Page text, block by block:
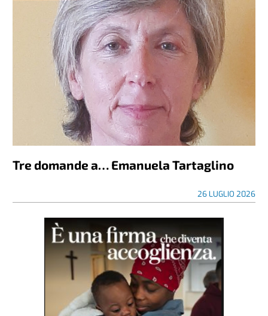
Tre domande a… Emanuela Tartaglino
26 LUGLIO 2026